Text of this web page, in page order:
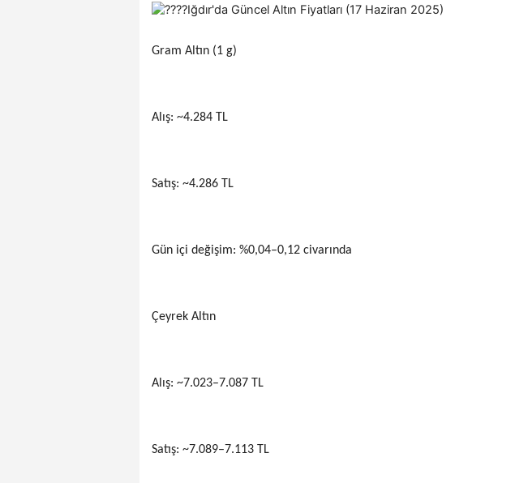
Gram Altın (1 g)
Alış: ~4.284 TL
Satış: ~4.286 TL
Gün içi değişim: %0,04–0,12 civarında
Çeyrek Altın
Alış: ~7.023–7.087 TL
Satış: ~7.089–7.113 TL